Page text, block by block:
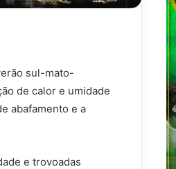
sul-mato-
de calor e umidade
abafamento e a
e trovoadas